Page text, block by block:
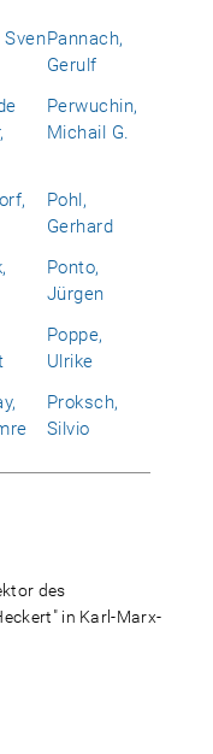
SvenPannach,
Gerulf
Perwuchin,
Michail G.
Pohl,
Gerhard
Ponto,
Jürgen
Poppe,
Ulrike
Proksch,
Silvio
des
in Karl-Marx-